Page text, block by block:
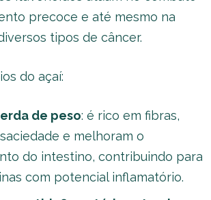
precoce e até mesmo na
tipos de câncer.
do açaí:
de peso: é rico em fibras,
e melhoram o
do intestino, contribuindo para
com potencial inflamatório.